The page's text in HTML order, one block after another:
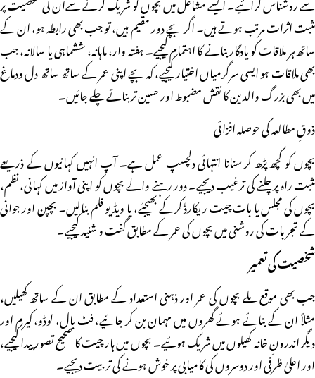
مثبت اثرات مرتب ہوتے ہیں۔ اگر بچے دور مقیم ہیں، تو جب بھی رابطہ ہو، ان کے
ساتھ ہر ملاقات کو یادگار بنانے کا اہتمام کیجیے۔ ہفتہ وار، ماہانہ، ششماہی یا سالانہ، جب
بھی ملاقات ہو ایسی سرگرمیاں اختیار کیجیے، کہ بچے اپنی عمر کے ساتھ ساتھ دل ودماغ
میں بھی بزرگ والدین کا نقش مضبوط اور حسین تر بناتے چلے جائیں۔
ذوقِ مطالعہ کی حوصلہ افزائی
بچوں کو کچھ پڑھ کر سنانا انتہائی دلچسپ عمل ہے۔ آپ انہیں کہانیوں کے ذریعے
مثبت راہ پر چلنے کی ترغیب دیجیے۔ دور رہنے والے بچوں کو اپنی آواز میں کہانی، نظم،
بچوں کی مجلس یا بات چیت ریکارڈ کرکے بھیجئے، یا ویڈیو فلم بنالیں۔ بچپن اور جوانی
کے تجربات کی روشنی میں بچوں کی عمر کے مطابق گفت و شنید کیجیے۔
شخصیت کی تعمیر
جب بھی موقع ملے بچوں کی عمر اور ذہنی استعداد کے مطابق ان کے ساتھ کھیلیں،
مثلاً ان کے بنائے ہوئے گھروں میں مہمان بن کر جائیے، فٹ بال، لوڈو، کیرم اور
دیگر اندرونِ خانہ کھیلوں میں شریک ہوئیے۔ بچوں میں ہار چیت کا صحیح تصور پیدا کیجیے،
اور اعلیٰ ظرفی اور دوسروں کی کامیابی پر خوش ہونے کی تربیت دیجیے۔